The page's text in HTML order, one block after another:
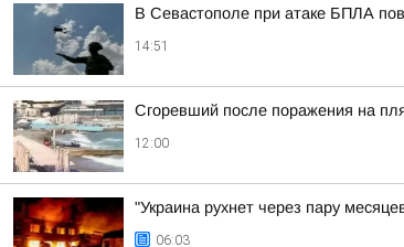
В Севастополе при атаке БПЛА
14:51
Сгоревший после поражения на
12:00
"Украина рухнет через пару
06:03